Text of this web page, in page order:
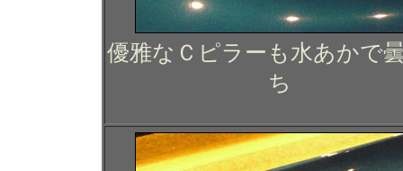
優雅なＣピラーも水あかで
ち